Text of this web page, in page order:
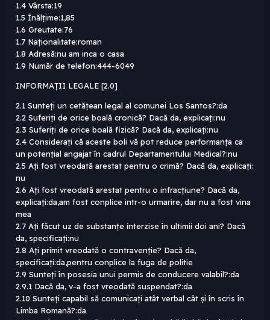
1.4 Vârsta:19
1.5 Înălțime:1,85
1.6 Greutate:76
1.7 Naționalitate:roman
1.8 Adresă:nu am inca o casa
1.9 Număr de telefon:444-6049
INFORMAȚII LEGALE [2.0]
2.1 Sunteți un cetățean legal al comunei Los Santos?:da
2.2 Suferiți de orice boală cronică? Dacă da, explicați:nu
2.3 Suferiți de orice boală fizică? Dacă da, explicați:nu
2.4 Considerați că aceste boli vă pot reduce performanța ca
un potențial angajat în cadrul Departamentului Medical?:nu
2.5 Ați fost vreodată arestat pentru o crimă? Dacă da, explicați:
nu
2.6 Ați fost vreodată arestat pentru o infracțiune? Dacă da,
explicați:da,am fost conplice intr-o urmarire, dar nu a fost vina
mea
2.7 Ați făcut uz de substanțe interzise în ultimii doi ani? Dacă
da, specificați:nu
2.8 Ați primit vreodată o contravenție? Dacă da,
specificați:da,pentru conplice la fuga de politie
2.9 Sunteți în posesia unui permis de conducere valabil?:da
2.9.1 Dacă da, v-a fost vreodată suspendat?:da
2.10 Sunteți capabil să comunicați atât verbal cât și în scris în
Limba Romană?:da